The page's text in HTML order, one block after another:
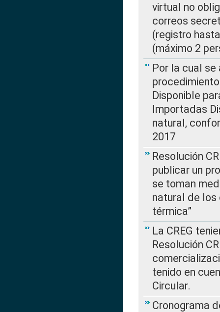
virtual no
correos
(registro
(máximo 2
Por la cual
Disponible
Importadas
natural,
2017
Resolución
publicar un
se toman
natural de los
térmica”
La CREG
Resolución
tenido en
Circular.
Cronograma